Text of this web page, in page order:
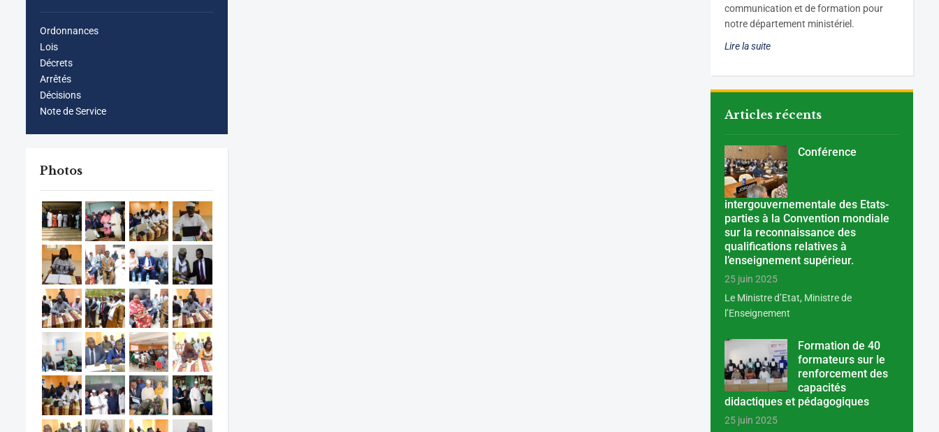
Ordonnances
Lois
Décrets
Arrêtés
Décisions
Note de Service
Photos
communication et de formation pour
notre département ministériel.
Lire la suite
Articles récents
Conférence
intergouvernementale des Etats-
parties à la Convention mondiale
sur la reconnaissance des
qualifications relatives à
l’enseignement supérieur.
25 juin 2025
Le Ministre d’Etat, Ministre de
l’Enseignement
Formation de 40
formateurs sur le
renforcement des
capacités
didactiques et pédagogiques
25 juin 2025